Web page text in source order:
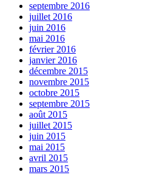
septembre 2016
juillet 2016
juin 2016
mai 2016
février 2016
janvier 2016
décembre 2015
novembre 2015
octobre 2015
septembre 2015
août 2015
juillet 2015
juin 2015
mai 2015
avril 2015
mars 2015